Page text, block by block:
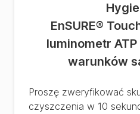
EnSURE®
luminometr
warunków
Proszę zweryfikować
czyszczenia w 10